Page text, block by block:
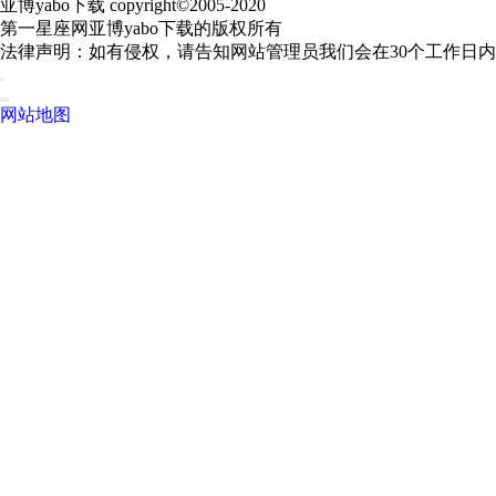
亚博yabo下载 copyright©2005-2020
第一星座网亚博yabo下载的版权所有
法律声明：如有侵权，请告知网站管理员我们会在30个工作日
网站地图